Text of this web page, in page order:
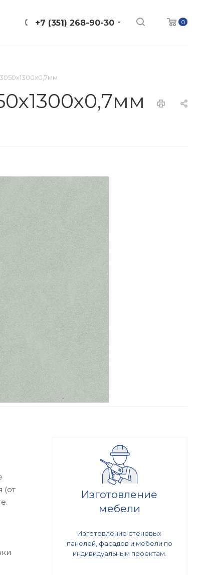
0
+7 (351) 268-90-30
Изготовление
мебели
Изготовление стеновых
панелей, фасадов и мебели по
индивидуальным проектам.
(от